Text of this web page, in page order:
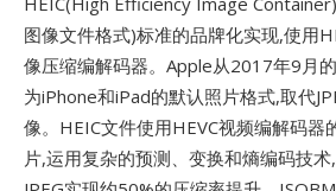
图像文件格式)标准的品牌化实现,使用
像压缩编解码器。Apple从2017年9月
为iPhone和iPad的默认照片格式,取代
像。HEIC文件使用HEVC视频编解码器
片,运用复杂的预测、变换和熵编码技